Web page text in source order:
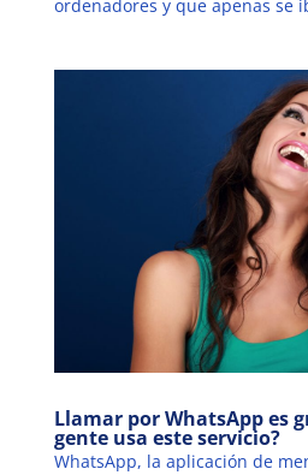
ordenadores y que apenas se
Llamar por WhatsApp es
gente usa este servicio?
WhatsApp, la aplicación de